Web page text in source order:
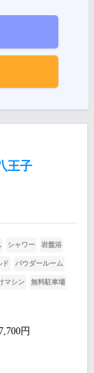
王子
シャワー 岩盤浴
ド パウダールーム
マシン 無料駐車場
円